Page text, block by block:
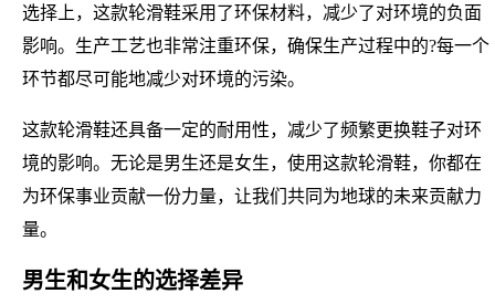
选择上，这款轮滑鞋采用了环保材料，减少了对环境的负面
影响。生产工艺也非常注重环保，确保生产过程中的?每一个
环节都尽可能地减少对环境的污染。
这款轮滑鞋还具备一定的耐用性，减少了频繁更换鞋子对环
境的影响。无论是男生还是女生，使用这款轮滑鞋，你都在
为环保事业贡献一份力量，让我们共同为地球的未来贡献力
量。
男生和女生的选择差异